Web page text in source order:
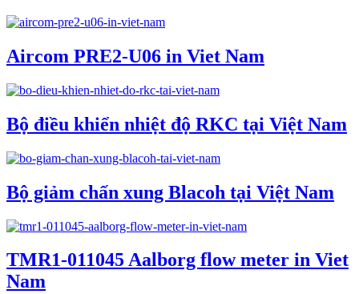
Aircom PRE2-U06 in Viet Nam
Bộ điều khiển nhiệt độ RKC tại Việt Nam
Bộ giảm chấn xung Blacoh tại Việt Nam
TMR1-011045 Aalborg flow meter in Viet
Nam